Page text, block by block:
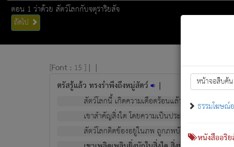
ตอน 1 ว่าด้วย สัตว์โลกกับจตุราริยสัจ
ถัดไป
หน้าจอสืบค้น
ธรรมโฆษณ์
หนังสืออริ
[Font : 15 ] | |
ตรัสรู้แล้ว ทรงรำพึงถึงหมู่สัตว์ |
สัตว์โลกนี้ เกิดความเดือดร้อนแล้ว มีผัสสะบังหน้า
เขาสำคัญสิ่งใด โดยความเป็นประการใด แต่สิ่งนั้น
สัตว์โลกติดข้องอยู่ในภพ ถูกภพบังหน้าแล้ว มีภพโด